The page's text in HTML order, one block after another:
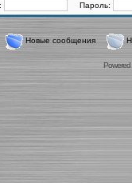
Пароль:
Новые сообщения